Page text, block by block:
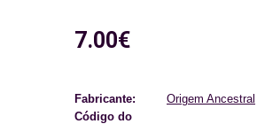
7.00€
Fabricante:
Origem Ancestral
Código do